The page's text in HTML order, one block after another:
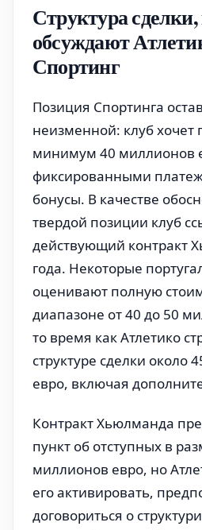
Структура
обсуждают
Спортинг
Позиция Спортинга
неизменной: клуб хочет
минимум 40 миллионов
фиксированными
бонусы. В качестве
твердой позиции клуб
действующий контракт
года. Некоторые
оценивают полную
диапазоне от 40 до 50
то время как Атлетико
структуре сделки около
евро, включая
Контракт Хьюлманда
пункт об отступных в
миллионов евро, но
его активировать,
договориться о